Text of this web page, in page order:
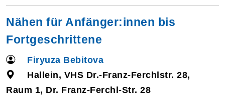
Nähen für Anfänger:innen bis
Fortgeschrittene
Firyuza Bebitova
Hallein, VHS Dr.-Franz-Ferchlstr. 28,
Raum 1, Dr. Franz-Ferchl-Str. 28